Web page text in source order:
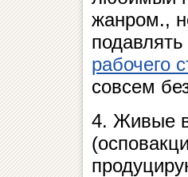
жанром.,
рабочего
совсем
4. Живые